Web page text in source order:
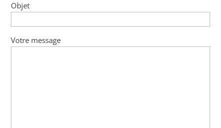
Objet
Votre message